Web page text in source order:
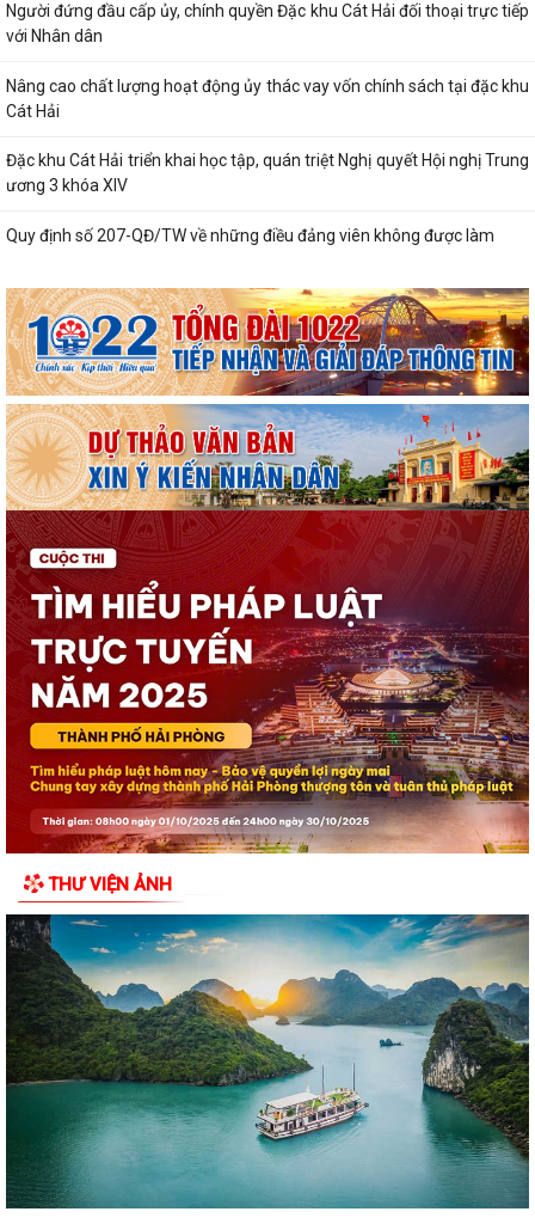
Người đứng đầu cấp ủy, chính quyền Đặc khu Cát Hải đối thoại trực tiếp
với Nhân dân
Nâng cao chất lượng hoạt động ủy thác vay vốn chính sách tại đặc khu
Cát Hải
Đặc khu Cát Hải triển khai học tập, quán triệt Nghị quyết Hội nghị Trung
ương 3 khóa XIV
Quy định số 207-QĐ/TW về những điều đảng viên không được làm
Cát Hải triển khai đợt cao điểm "90 ngày tăng tốc - về đích khám sức
khỏe toàn dân năm 2026"
Cảnh giác với hình thức quảng bá trá hình các trang cá cược trực
tuyến
Lung linh những ngọn nến tri ân tại Nghĩa trang Liệt sĩ Đặc khu Cát Hải
Bệnh viện Mắt Hà Nội – Hải Phòng đồng hành tri ân người có công tại
Đặc khu Cát Hải
Đã xác định các nhà vô địch Giải đua thuyền rồng Lễ hội đình làng Phù
Long năm 2026
Khai mạc Lễ hội truyền thống Đình Hòa Hy năm 2026
Tuổi trẻ Chi đoàn UBND đặc khu Cát Hải lan tỏa nghĩa tình từ những
“Bữa cơm tri ân”
Khai mạc Lễ hội làng tháng Sáu tại Cụm di tích Đình, Chùa Gia Lộc
Lễ hội truyền thống Xa mã – Rước kiệu Đình Hoàng Châu: Gìn giữ, phát
huy giá trị Di tích lịch sử...
Lễ hội Đình Đồng Bài góp phần gìn giữ và phát huy giá trị văn hóa
truyền thống vùng biển Cát Hải
Hội Cựu chiến binh đặc khu Cát Hải thăm, tặng quà hội viên cựu chiến
binh nhân dịp kỷ niệm 79 năm...
Chuyển đổi số trong hoạt động của Mặt trận Tổ quốc – Xây dựng “Mặt
trận số”, lan tỏa niềm tin, kết...
Đồng chí Bí thư Đảng ủy đặc khu Cát Hải thăm, tặng quà các gia đình
người có công với cách mạng...
Khai mạc Lễ hội truyền thống Đình Phù Long năm 2026
THƯ VIỆN ẢNH